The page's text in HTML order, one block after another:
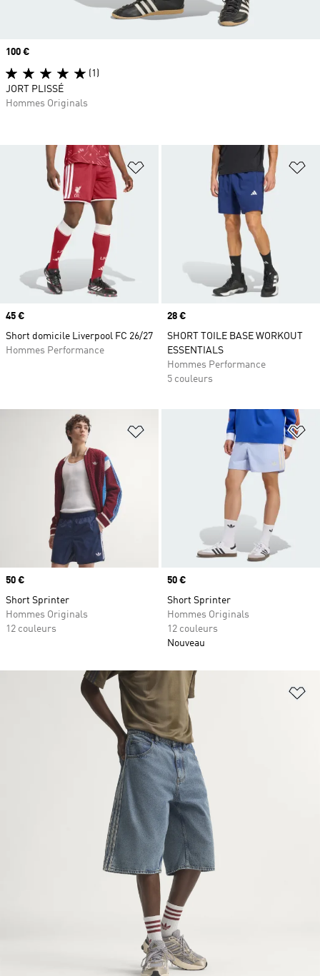
Ajouter à la Liste de produits
Prix
45 €
Short domicile Liverpool FC 26/27
Hommes Performance
Prix
28 €
SHORT TOILE BASE WORKOUT
ESSENTIALS
Hommes Performance
5 couleurs
Ajouter à la Liste de produits
Prix
50 €
Short Sprinter
Hommes Originals
12 couleurs
Prix
50 €
Short Sprinter
Hommes Originals
12 couleurs
Nouveau
Prix
100 €
(1)
JORT PLISSÉ
Hommes Originals